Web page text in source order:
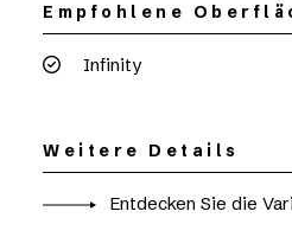
Empfohlene
Infinity
Weitere Details
Entdecken Sie die